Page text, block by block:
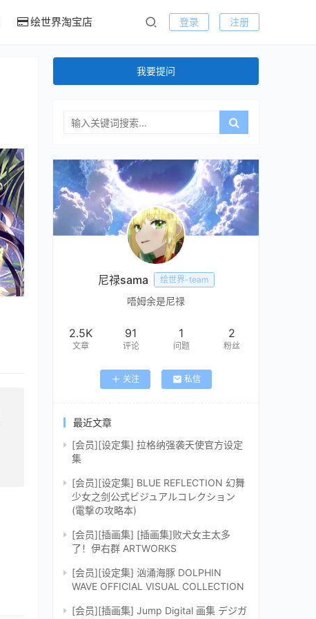
绘世界淘宝店 登录 注册
我要提问
尼禄sama 绘世界-team
唔姆余是尼禄
2.5K
文章
91
评论
1
问题
2
粉丝
关注 私信
最近文章
[会员][设定集] 拉格纳强袭天使官方设定
集
[会员][设定集] BLUE REFLECTION 幻舞
少女之剑公式ビジュアルコレクション
(電撃の攻略本)
[会员][插画集] [插画集]败犬女主太多
了！伊右群 ARTWORKS
[会员][设定集] 汹涌海豚 DOLPHIN
WAVE OFFICIAL VISUAL COLLECTION
[会员][插画集] Jump Digital 画集 デジガ